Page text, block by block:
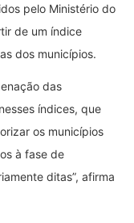
pelo Ministério do
de um índice
dos municípios.
das
índices, que
os municípios
à fase de
ditas”, afirma